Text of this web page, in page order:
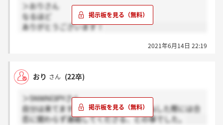
＞おりさん
なるほど
ありがとうございます！
2021年6月14日 22:19
おり さん (22卒)
＞5NWNl3PYさん
自分は来てます！人事の方に以前お尋ねした際には合
否に関わらず連絡してくださる、との事でした。